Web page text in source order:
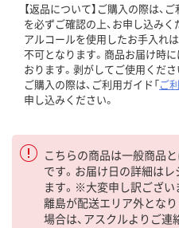
【返品について】ご購入の際は、
を必ずご確認の上、お申し込みく
アルコールを使用したお手入れ
不可となります。商品お届け時
おります。剥がしてご使用くださ
ご購入の際は、ご利用ガイド「ご
申し込みください。
こちらの商品は一般商品
です。お届け日の詳細は
ます。※大変申し訳ござい
離島が配送エリア外とな
場合は、アスクルよりご